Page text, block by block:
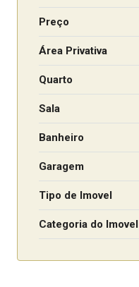
Preço
Área Privativa
Quarto
Sala
Banheiro
Garagem
Tipo de Imovel
Categoria do Imovel